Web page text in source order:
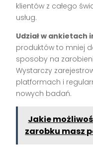
klientów z całego
usług.
Udział w
produktów to mniej
sposoby na
Wystarczy
platformach i
nowych badań.
Jakie
zarobku masz